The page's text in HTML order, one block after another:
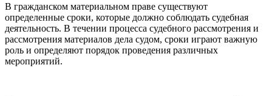
В гражданском материальном праве существуют
определенные сроки, которые должно соблюдать судебная
деятельность. В течении процесса судебного рассмотрения и
рассмотрения материалов дела судом, сроки играют важную
роль и определяют порядок проведения различных
мероприятий.